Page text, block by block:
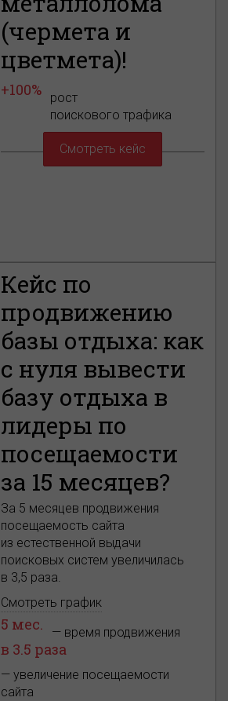
(чермета и
цветмета)!
+100%
рост
поискового трафика
Смотреть кейс
Кейс по
продвижению
базы отдыха: как
с нуля вывести
базу отдыха в
лидеры по
посещаемости
за 15 месяцев?
За 5 месяцев продвижения
посещаемость сайта
из естественной выдачи
поисковых систем увеличилась
в 3,5 раза.
Смотреть график
5 мес. — время продвижения
в 3.5 раза
— увеличение посещаемости
сайта